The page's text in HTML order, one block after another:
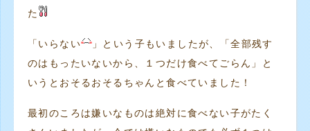
た
「いらない
」という子もいましたが、「全部残す
のはもったいないから、１つだけ食べてごらん」と
いうとおそるおそるちゃんと食べていました！
最初のころは嫌いなものは絶対に食べない子がたく